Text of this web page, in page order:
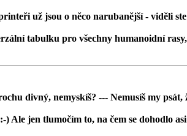
už jsou o něco narubanější - viděli
tabulku pro všechny humanoidní
divný, nemyskíš? --- Nemusíš my psát,
Ale jen tlumočím to, na čem se dohodlo